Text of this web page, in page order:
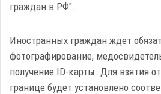
граждан в РФ".
Иностранных граждан ждет
фотографирование,
получение ID-карты. Для взятия
границе будет установлено